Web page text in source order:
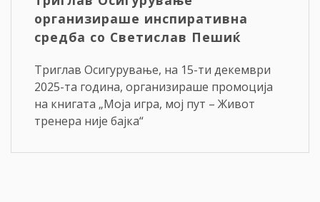
организираше инспиративна
средба со Светислав Пешиќ
Триглав Осигурување, на 15-ти декември
2025-та година, организираше промоција
на книгата „Моја игра, мој пут – Живот
тренера није бајка“